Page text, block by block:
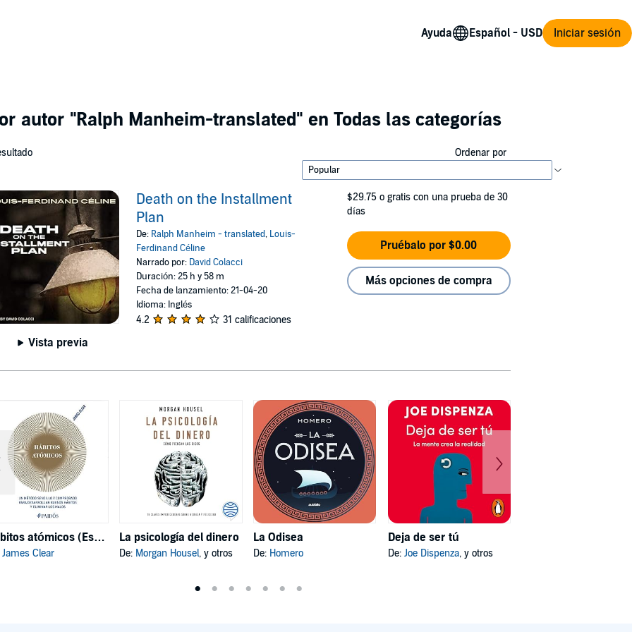
Ayuda Iniciar sesión
autor "Ralph Manheim-translated" en Todas las categorías
Ordenar por
Vista previa
Death on the Installment
Plan
De: Ralph Manheim - translated, Louis-
Ferdinand Céline
Narrado por: David Colacci
Duración: 25 h y 58 m
Fecha de lanzamiento: 21-04-20
Idioma: Inglés
4.2 31 calificaciones
$29.75 o gratis con una prueba de 30
días
Pruébalo por $0.00
Más opciones de compra
Hábitos atómicos (Español neutro)
James Clear
La psicología del dinero
De: Morgan Housel, y otros
La Odisea
De: Homero
Deja de ser tú
De: Joe Dispenza, y otros